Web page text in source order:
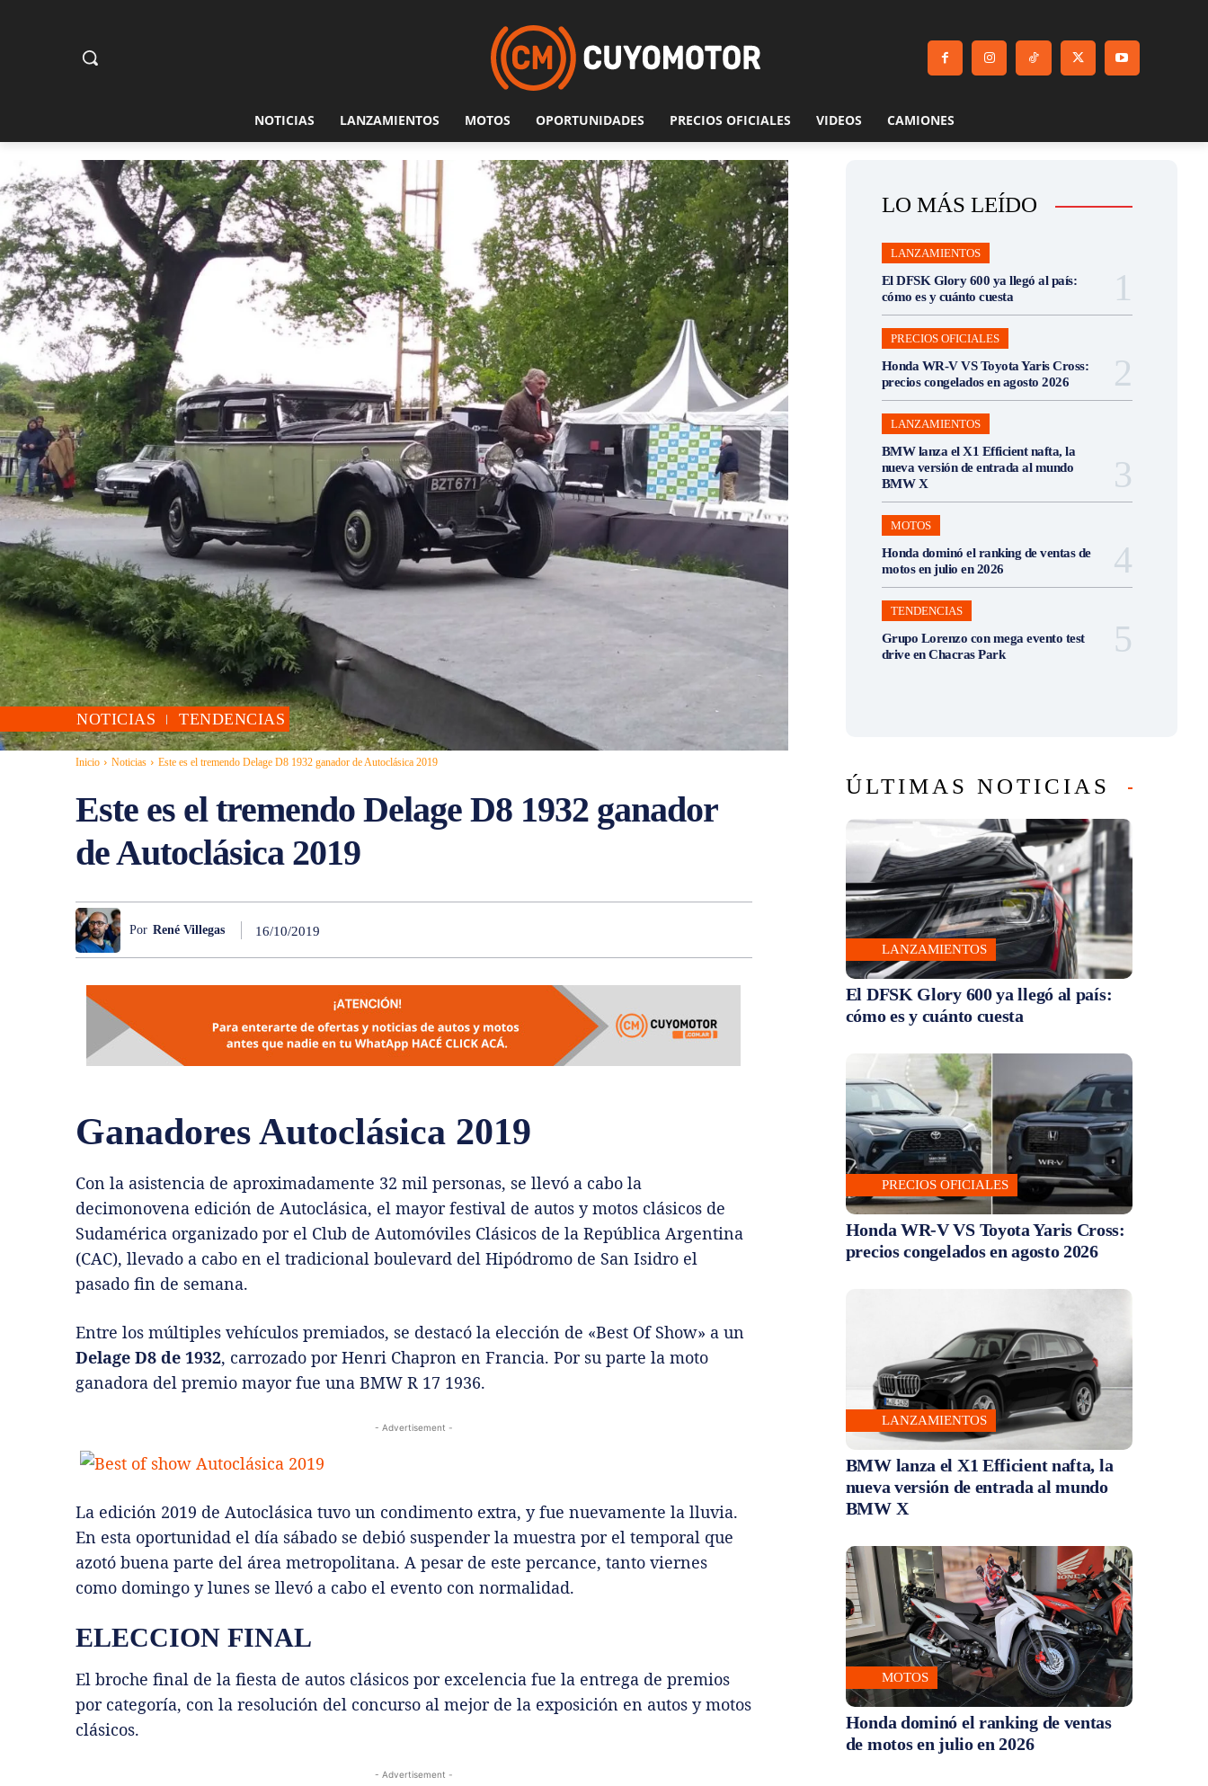
NOTICIAS LANZAMIENTOS MOTOS OPORTUNIDADES PRECIOS OFICIALES VIDEOS CAMIONES
NOTICIAS TENDENCIAS
Inicio Noticias Este es el tremendo Delage D8 1932 ganador de Autoclásica 2019
Este es el tremendo Delage D8 1932 ganador
de Autoclásica 2019
Por René Villegas 16/10/2019
Ganadores Autoclásica 2019
Con la asistencia de aproximadamente 32 mil personas, se llevó a cabo la
decimonovena edición de Autoclásica, el mayor festival de autos y motos clásicos de
Sudamérica organizado por el Club de Automóviles Clásicos de la República Argentina
(CAC), llevado a cabo en el tradicional boulevard del Hipódromo de San Isidro el
pasado fin de semana.
Entre los múltiples vehículos premiados, se destacó la elección de «Best Of Show» a un
Delage D8 de 1932, carrozado por Henri Chapron en Francia. Por su parte la moto
ganadora del premio mayor fue una BMW R 17 1936.
- Advertisement -
La edición 2019 de Autoclásica tuvo un condimento extra, y fue nuevamente la lluvia.
En esta oportunidad el día sábado se debió suspender la muestra por el temporal que
azotó buena parte del área metropolitana. A pesar de este percance, tanto viernes
como domingo y lunes se llevó a cabo el evento con normalidad.
ELECCION FINAL
El broche final de la fiesta de autos clásicos por excelencia fue la entrega de premios
por categoría, con la resolución del concurso al mejor de la exposición en autos y motos
clásicos.
- Advertisement -
LO MÁS LEÍDO
LANZAMIENTOS
El DFSK Glory 600 ya llegó al país:
cómo es y cuánto cuesta
PRECIOS OFICIALES
Honda WR-V VS Toyota Yaris Cross:
precios congelados en agosto 2026
LANZAMIENTOS
BMW lanza el X1 Efficient nafta, la
nueva versión de entrada al mundo
BMW X
MOTOS
Honda dominó el ranking de ventas de
motos en julio en 2026
TENDENCIAS
Grupo Lorenzo con mega evento test
drive en Chacras Park
ÚLTIMAS NOTICIAS
LANZAMIENTOS
El DFSK Glory 600 ya llegó al país:
cómo es y cuánto cuesta
PRECIOS OFICIALES
Honda WR-V VS Toyota Yaris Cross:
precios congelados en agosto 2026
LANZAMIENTOS
BMW lanza el X1 Efficient nafta, la
nueva versión de entrada al mundo
BMW X
MOTOS
Honda dominó el ranking de ventas
de motos en julio en 2026